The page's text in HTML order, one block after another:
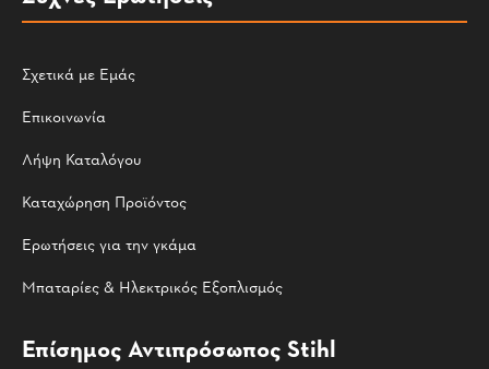
Σχετικά με Εμάς
Επικοινωνία
Λήψη Καταλόγου
Καταχώρηση Προϊόντος
Ερωτήσεις για την γκάμα
Μπαταρίες & Ηλεκτρικός Εξοπλισμός
Επίσημος Αντιπρόσωπος Stihl